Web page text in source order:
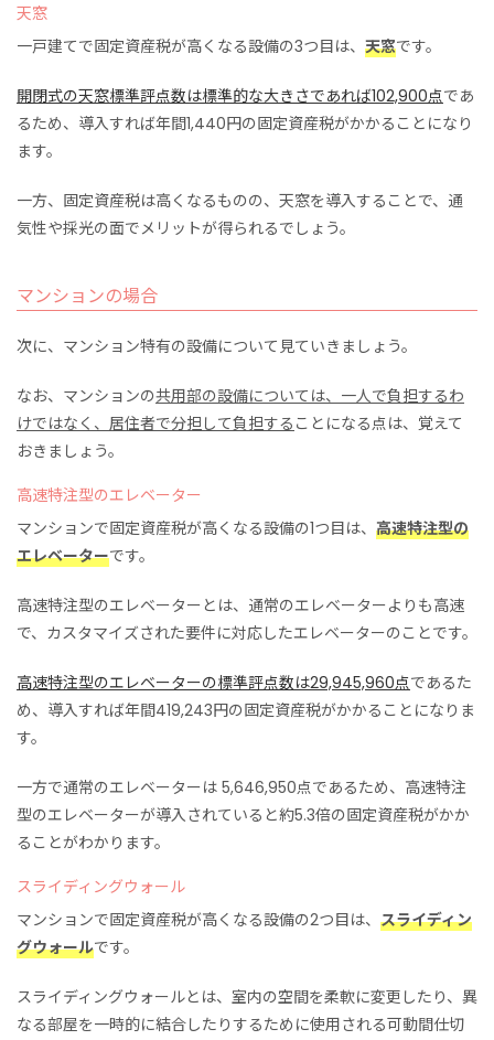
天窓
一戸建てで固定資産税が高くなる設備の3つ目は、 天窓です。
開閉式の天窓標準評点数は標準的な大きさであれば102,900点であ
るため、導入すれば年間1,440円の固定資産税がかかることになり
ます。
一方、固定資産税は高くなるものの、天窓を導入することで、通
気性や採光の面でメリットが得られるでしょう。
マンションの場合
次に、マンション特有の設備について見ていきましょう。
なお、マンションの共用部の設備については、一人で負担するわ
けではなく、居住者で分担して負担する ことになる点は、覚えて
おきましょう。
高速特注型のエレベーター
マンションで固定資産税が高くなる設備の1つ目は、 高速特注型の
エレベーターです。
高速特注型のエレベーターとは、通常のエレベーターよりも高速
で、カスタマイズされた要件に対応したエレベーターのことです。
高速特注型のエレベーターの標準評点数は29,945,960点であるた
め、導入すれば年間419,243円の固定資産税がかかることになりま
す。
一方で通常のエレベーターは 5,646,950点であるため、高速特注
型のエレベーターが導入されていると約5.3倍の固定資産税がかか
ることがわかります。
スライディングウォール
マンションで固定資産税が高くなる設備の2つ目は、 スライディン
グウォールです。
スライディングウォールとは、室内の空間を柔軟に変更したり、異
なる部屋を一時的に結合したりするために使用される可動間仕切